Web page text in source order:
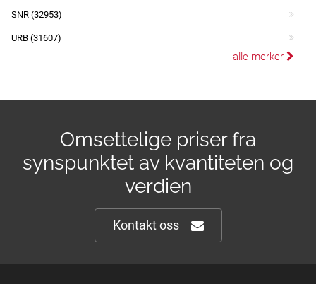
SNR (32953)
URB (31607)
alle merker
Omsettelige priser fra
synspunktet av kvantiteten og
verdien
Kontakt oss